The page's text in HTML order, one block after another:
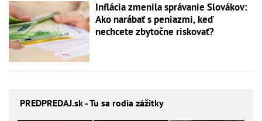
Inflácia zmenila správanie Slovákov:
Ako narábať s peniazmi, keď
nechcete zbytočne riskovať?
PREDPREDAJ.sk - Tu sa rodia zážitky